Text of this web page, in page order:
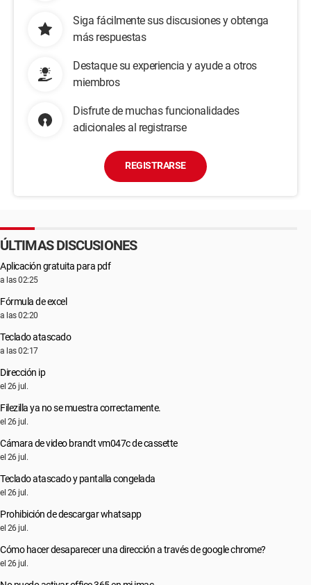
Siga fácilmente sus discusiones y obtenga
más respuestas
Destaque su experiencia y ayude a otros
miembros
Disfrute de muchas funcionalidades
adicionales al registrarse
REGISTRARSE
ÚLTIMAS DISCUSIONES
Aplicación gratuita para pdf
a las 02:25
Fórmula de excel
a las 02:20
Teclado atascado
a las 02:17
Dirección ip
el 26 jul.
Filezilla ya no se muestra correctamente.
el 26 jul.
Cámara de video brandt vm047c de cassette
el 26 jul.
Teclado atascado y pantalla congelada
el 26 jul.
Prohibición de descargar whatsapp
el 26 jul.
Cómo hacer desaparecer una dirección a través de google chrome?
el 26 jul.